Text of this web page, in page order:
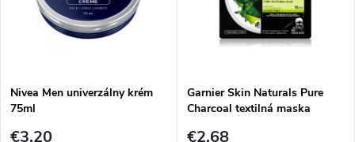
Nivea Men univerzálny krém
75ml
€3,20
Garnier Skin Naturals Pure
Charcoal textilná maska
€2,68